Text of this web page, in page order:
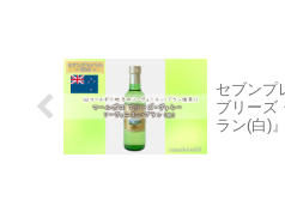
セブンプ
ブリーズ
ラン(白)